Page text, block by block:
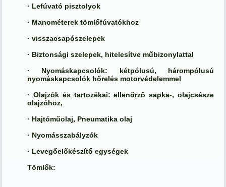
· Lefúvató pisztolyok
· Manométerek tömlőfúvatókhoz
· visszacsapószelepek
· Biztonsági szelepek, hitelesítve műbizonylattal
· Nyomáskapcsolók: kétpólusú, hárompólusú
nyomáskapcsolók hőrelés motorvédelemmel
· Olajzók és tartozékai: ellenőrző sapka-, olajcsésze
olajzóhoz,
· Hajtóműolaj, Pneumatika olaj
· Nyomásszabályzók
· Levegőelőkészítő egységek
Tömlők: